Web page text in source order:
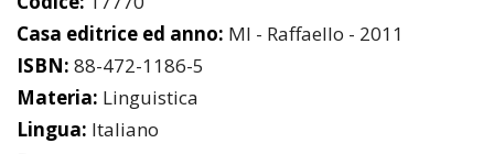
Casa editrice ed anno: MI - Raffaello - 2011
ISBN: 88-472-1186-5
Materia: Linguistica
Lingua: Italiano